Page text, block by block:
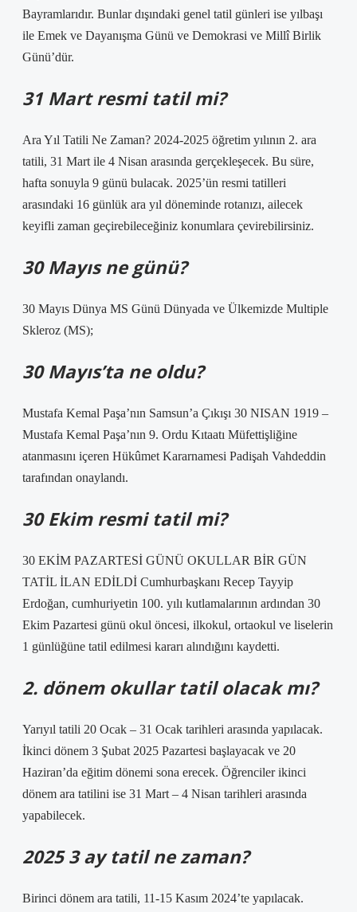
Bayramlarıdır. Bunlar dışındaki genel tatil günleri ise yılbaşı
ile Emek ve Dayanışma Günü ve Demokrasi ve Millî Birlik
Günü’dür.
31 Mart resmi tatil mi?
Ara Yıl Tatili Ne Zaman? 2024-2025 öğretim yılının 2. ara
tatili, 31 Mart ile 4 Nisan arasında gerçekleşecek. Bu süre,
hafta sonuyla 9 günü bulacak. 2025’ün resmi tatilleri
arasındaki 16 günlük ara yıl döneminde rotanızı, ailecek
keyifli zaman geçirebileceğiniz konumlara çevirebilirsiniz.
30 Mayıs ne günü?
30 Mayıs Dünya MS Günü Dünyada ve Ülkemizde Multiple
Skleroz (MS);
30 Mayıs’ta ne oldu?
Mustafa Kemal Paşa’nın Samsun’a Çıkışı 30 NISAN 1919 –
Mustafa Kemal Paşa’nın 9. Ordu Kıtaatı Müfettişliğine
atanmasını içeren Hükûmet Kararnamesi Padişah Vahdeddin
tarafından onaylandı.
30 Ekim resmi tatil mi?
30 EKİM PAZARTESİ GÜNÜ OKULLAR BİR GÜN
TATİL İLAN EDİLDİ Cumhurbaşkanı Recep Tayyip
Erdoğan, cumhuriyetin 100. yılı kutlamalarının ardından 30
Ekim Pazartesi günü okul öncesi, ilkokul, ortaokul ve liselerin
1 günlüğüne tatil edilmesi kararı alındığını kaydetti.
2. dönem okullar tatil olacak mı?
Yarıyıl tatili 20 Ocak – 31 Ocak tarihleri arasında yapılacak.
İkinci dönem 3 Şubat 2025 Pazartesi başlayacak ve 20
Haziran’da eğitim dönemi sona erecek. Öğrenciler ikinci
dönem ara tatilini ise 31 Mart – 4 Nisan tarihleri arasında
yapabilecek.
2025 3 ay tatil ne zaman?
Birinci dönem ara tatili, 11-15 Kasım 2024’te yapılacak.